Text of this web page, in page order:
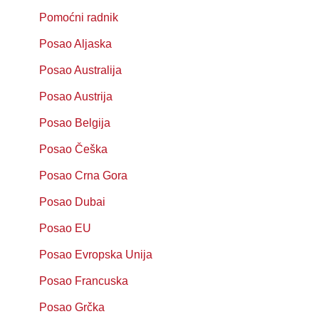
Pomoćni radnik
Posao Aljaska
Posao Australija
Posao Austrija
Posao Belgija
Posao Češka
Posao Crna Gora
Posao Dubai
Posao EU
Posao Evropska Unija
Posao Francuska
Posao Grčka